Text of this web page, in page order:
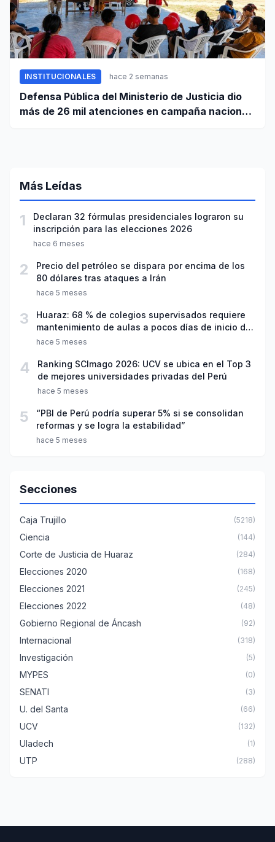
INSTITUCIONALES hace 2 semanas
Defensa Pública del Ministerio de Justicia dio
más de 26 mil atenciones en campaña nacional
Más Leídas
1
Declaran 32 fórmulas presidenciales lograron su
inscripción para las elecciones 2026
hace 6 meses
2
Precio del petróleo se dispara por encima de los
80 dólares tras ataques a Irán
hace 5 meses
3
Huaraz: 68 % de colegios supervisados requiere
mantenimiento de aulas a pocos días de inicio del
año escolar 2026
hace 5 meses
4
Ranking SCImago 2026: UCV se ubica en el Top 3
de mejores universidades privadas del Perú
hace 5 meses
5
“PBI de Perú podría superar 5% si se consolidan
reformas y se logra la estabilidad”
hace 5 meses
Secciones
Caja Trujillo (5218)
Ciencia (144)
Corte de Justicia de Huaraz (284)
Elecciones 2020 (168)
Elecciones 2021 (245)
Elecciones 2022 (48)
Gobierno Regional de Áncash (92)
Internacional (318)
Investigación (5)
MYPES (0)
SENATI (3)
U. del Santa (66)
UCV (132)
Uladech (1)
UTP (288)